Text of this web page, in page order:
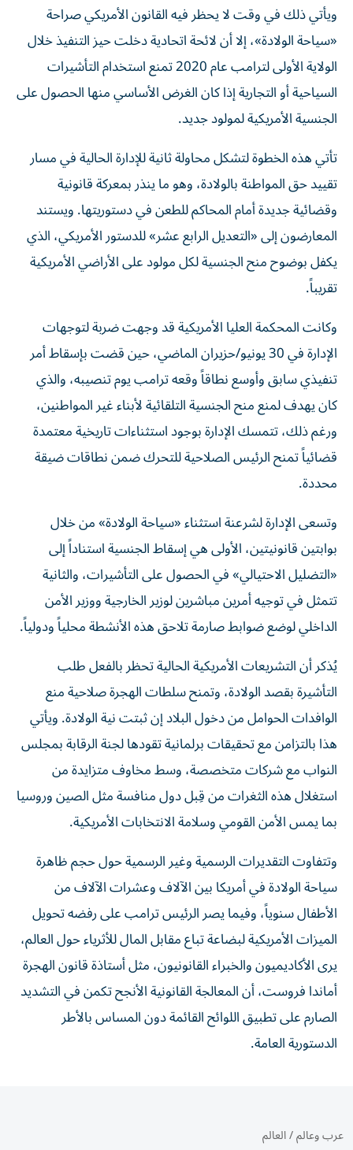
ويأتي ذلك في وقت لا يحظر فيه القانون الأمريكي صراحة
«سياحة الولادة»، إلا أن لائحة اتحادية دخلت حيز التنفيذ خلال
الولاية الأولى لترامب عام 2020 تمنع استخدام التأشيرات
السياحية أو التجارية إذا كان الغرض الأساسي منها الحصول على
الجنسية الأمريكية لمولود جديد.
تأتي هذه الخطوة لتشكل محاولة ثانية للإدارة الحالية في مسار
تقييد حق المواطنة بالولادة، وهو ما ينذر بمعركة قانونية
وقضائية جديدة أمام المحاكم للطعن في دستوريتها. ويستند
المعارضون إلى «التعديل الرابع عشر» للدستور الأمريكي، الذي
يكفل بوضوح منح الجنسية لكل مولود على الأراضي الأمريكية
تقريباً.
وكانت المحكمة العليا الأمريكية قد وجهت ضربة لتوجهات
الإدارة في 30 يونيو/حزيران الماضي، حين قضت بإسقاط أمر
تنفيذي سابق وأوسع نطاقاً وقعه ترامب يوم تنصيبه، والذي
كان يهدف لمنع منح الجنسية التلقائية لأبناء غير المواطنين،
ورغم ذلك، تتمسك الإدارة بوجود استثناءات تاريخية معتمدة
قضائياً تمنح الرئيس الصلاحية للتحرك ضمن نطاقات ضيقة
محددة.
وتسعى الإدارة لشرعنة استثناء «سياحة الولادة» من خلال
بوابتين قانونيتين، الأولى هي إسقاط الجنسية استناداً إلى
«التضليل الاحتيالي» في الحصول على التأشيرات، والثانية
تتمثل في توجيه أمرين مباشرين لوزير الخارجية ووزير الأمن
الداخلي لوضع ضوابط صارمة تلاحق هذه الأنشطة محلياً ودولياً.
يُذكر أن التشريعات الأمريكية الحالية تحظر بالفعل طلب
التأشيرة بقصد الولادة، وتمنح سلطات الهجرة صلاحية منع
الوافدات الحوامل من دخول البلاد إن ثبتت نية الولادة. ويأتي
هذا بالتزامن مع تحقيقات برلمانية تقودها لجنة الرقابة بمجلس
النواب مع شركات متخصصة، وسط مخاوف متزايدة من
استغلال هذه الثغرات من قِبل دول منافسة مثل الصين وروسيا
بما يمس الأمن القومي وسلامة الانتخابات الأمريكية.
وتتفاوت التقديرات الرسمية وغير الرسمية حول حجم ظاهرة
سياحة الولادة في أمريكا بين الآلاف وعشرات الآلاف من
الأطفال سنوياً، وفيما يصر الرئيس ترامب على رفضه تحويل
الميزات الأمريكية لبضاعة تباع مقابل المال للأثرياء حول العالم،
يرى الأكاديميون والخبراء القانونيون، مثل أستاذة قانون الهجرة
أماندا فروست، أن المعالجة القانونية الأنجح تكمن في التشديد
الصارم على تطبيق اللوائح القائمة دون المساس بالأطر
الدستورية العامة.
عرب وعالم/العالم